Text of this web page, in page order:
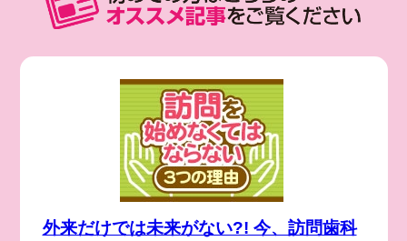
外来だけでは未来がない?! 今、訪問歯科